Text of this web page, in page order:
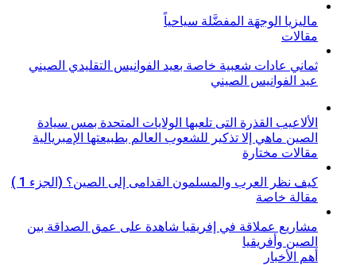
ماليزيا الوجهَة المفضَّلة سياحياً
مقالات
ثماني عادات شعبية خاصة بعيد الفوانيس التقليدي الصيني
عيد الفوانيس الصيني
الألاعيب القذرة التى تلعبها الولايات المتحدة بمس سيادة
الصين ماهي إلا تذكير للشعوب العالم بطبيعتها الإمبريالية
مقالات مختارة
كيف نظر العرب والمسلمون القدامى إلى الصين؟ (الجزء 1 )
مقالة خاصة
مشاريع عملاقة في إفريقيا شاهدة على عمق الصداقة بين
الصين وأفريقيا
أهم الأخبار